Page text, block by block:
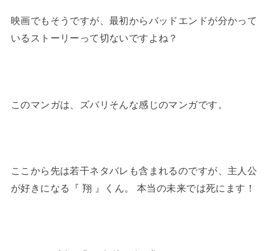
映画でもそうですが、最初からバッドエンドが分かって
いるストーリーって切ないですよね？
このマンガは、ズバリそんな感じのマンガです。
ここから先は若干ネタバレも含まれるのですが、主人公
が好きになる『 翔 』くん。 本当の未来では死にます！